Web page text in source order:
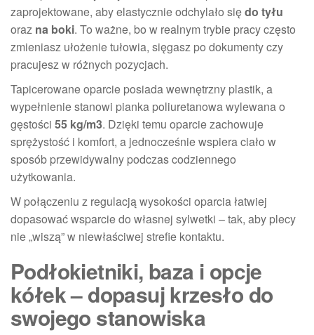
zaprojektowane, aby elastycznie odchylało siędo tyłu
oraz na boki. To ważne, bo w realnym trybie pracy często
zmieniasz ułożenie tułowia, sięgasz po dokumenty czy
pracujesz w różnych pozycjach.
Tapicerowane oparcie posiada wewnętrzny plastik, a
wypełnienie stanowi pianka poliuretanowa wylewana o
gęstości 55 kg/m3. Dzięki temu oparcie zachowuje
sprężystość i komfort, a jednocześnie wspiera ciało w
sposób przewidywalny podczas codziennego
użytkowania.
W połączeniu z regulacją wysokości oparcia łatwiej
dopasować wsparcie do własnej sylwetki – tak, aby plecy
nie „wiszą” w niewłaściwej strefie kontaktu.
Podłokietniki, baza i opcje
kółek – dopasuj krzesło do
swojego stanowiska